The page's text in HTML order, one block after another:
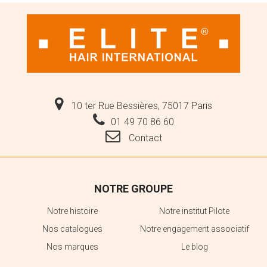
10 ter Rue Bessières, 75017 Paris
01 49 70 86 60
Contact
NOTRE GROUPE
Notre histoire
Notre institut Pilote
Nos catalogues
Notre engagement associatif
Nos marques
Le blog